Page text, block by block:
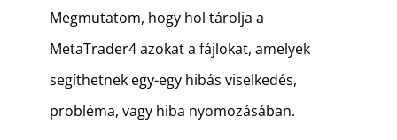
Megmutatom, hogy hol tárolja a
MetaTrader4 azokat a fájlokat, amelyek
segíthetnek egy-egy hibás viselkedés,
probléma, vagy hiba nyomozásában.